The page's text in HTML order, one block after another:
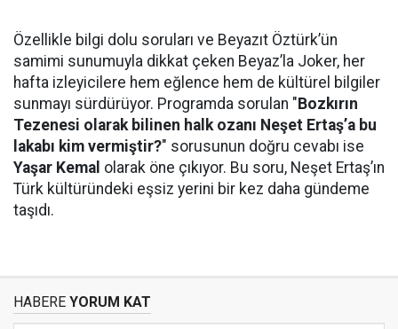
Özellikle bilgi dolu soruları ve Beyazıt Öztürk’ün
samimi sunumuyla dikkat çeken Beyaz’la Joker, her
hafta izleyicilere hem eğlence hem de kültürel bilgiler
sunmayı sürdürüyor. Programda sorulan " Bozkırın
Tezenesi olarak bilinen halk ozanı Neşet Ertaş’a bu
lakabı kim vermiştir?" sorusunun doğru cevabı ise
Yaşar Kemal olarak öne çıkıyor. Bu soru, Neşet Ertaş’ın
Türk kültüründeki eşsiz yerini bir kez daha gündeme
taşıdı.
HABERE YORUM KAT